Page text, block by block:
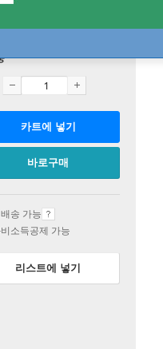
카트에 넣기
바로구매
송 가능
소득공제 가능
리스트에 넣기